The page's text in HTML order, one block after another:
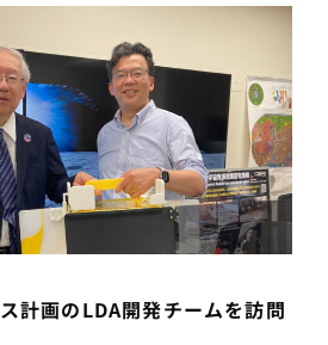
計画のLDA開発チームを訪問